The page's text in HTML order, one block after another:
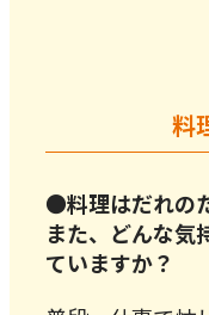
料
●料理はだれの
また、どんな気
ていますか？